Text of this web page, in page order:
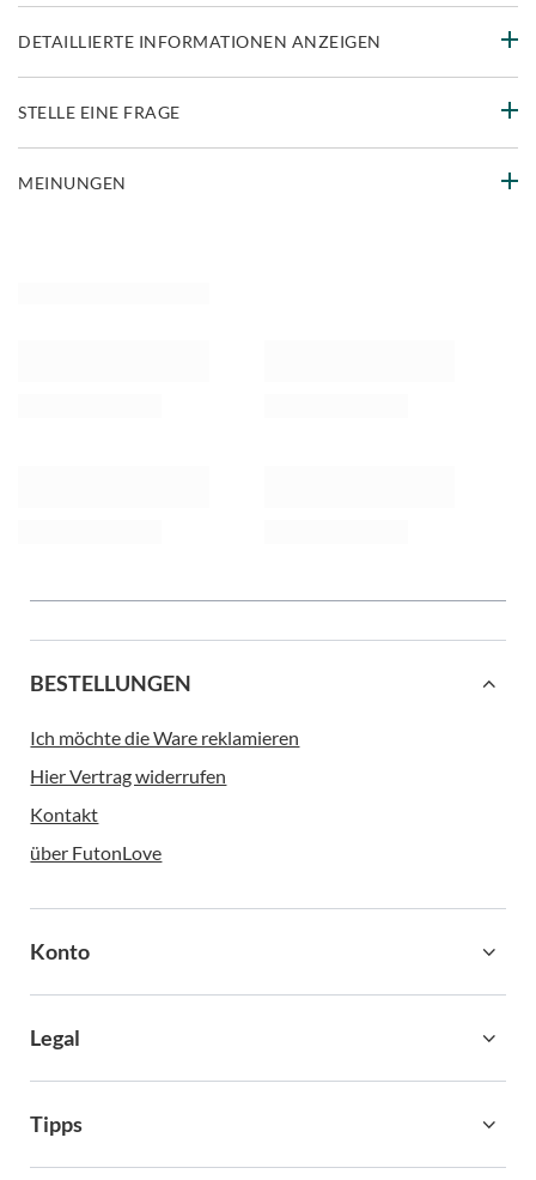
DETAILLIERTE INFORMATIONEN ANZEIGEN
STELLE EINE FRAGE
MEINUNGEN
BESTELLUNGEN
Ich möchte die Ware reklamieren
Hier Vertrag widerrufen
Kontakt
über FutonLove
Konto
Legal
Tipps